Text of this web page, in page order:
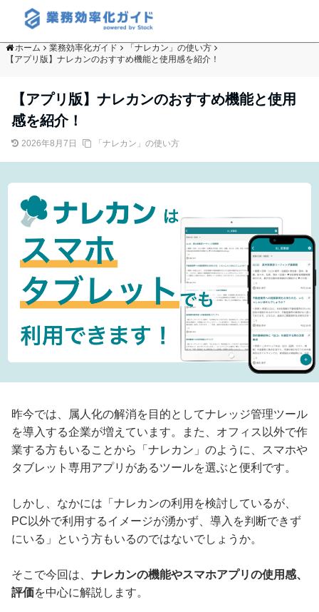
ホーム 業務効率化ガイド
「ナレカン」の使い方
【アプリ版】ナレカンのおすすめ機能と使用感を紹介！
【アプリ版】ナレカンのおすすめ機能と使用
感を紹介！
2026年8月7日 「ナレカン」の使い方
昨今では、属人化の解消を目的としてナレッジ管理ツール
を導入する企業が増えています。また、オフィス以外で作
業する方もいることから「ナレカン」のように、スマホや
タブレット専用アプリがあるツールを選ぶと便利です。
しかし、なかには「ナレカンの利用を検討しているが、
PC以外で利用するイメージが湧かず、導入を判断できず
にいる」という方もいるのではないでしょうか。
そこで今回は、 ナレカンの機能やスマホアプリの使用感、
評価を中心に解説します。